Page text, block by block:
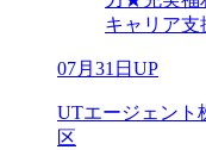
キャリア
07月31日UP
UTエージェント
区